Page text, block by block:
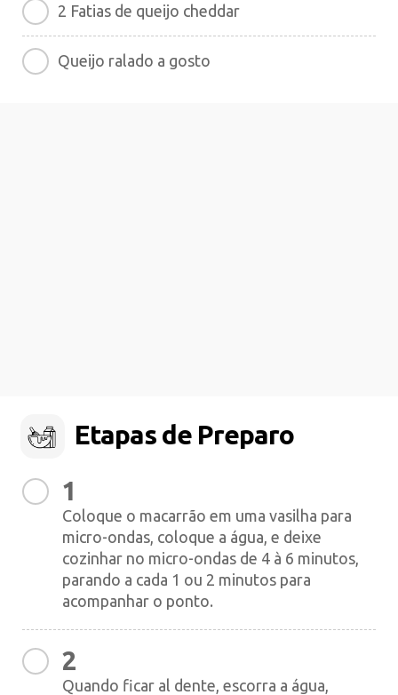
2 Fatias de queijo cheddar
Queijo ralado a gosto
Etapas de Preparo
1
Coloque o macarrão em uma vasilha para
micro-ondas, coloque a água, e deixe
cozinhar no micro-ondas de 4 à 6 minutos,
parando a cada 1 ou 2 minutos para
acompanhar o ponto.
2
Quando ficar al dente, escorra a água,